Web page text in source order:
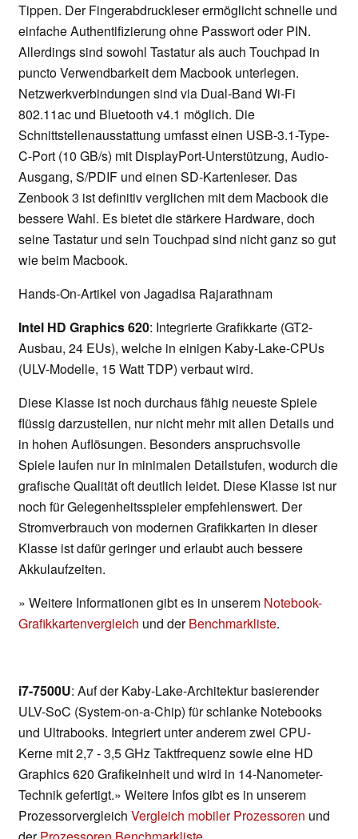
Tippen. Der Fingerabdruckleser ermöglicht schnelle und
einfache Authentifizierung ohne Passwort oder PIN.
Allerdings sind sowohl Tastatur als auch Touchpad in
puncto Verwendbarkeit dem Macbook unterlegen.
Netzwerkverbindungen sind via Dual-Band Wi-Fi
802.11ac und Bluetooth v4.1 möglich. Die
Schnittstellenausstattung umfasst einen USB-3.1-Type-
C-Port (10 GB/s) mit DisplayPort-Unterstützung, Audio-
Ausgang, S/PDIF und einen SD-Kartenleser. Das
Zenbook 3 ist definitiv verglichen mit dem Macbook die
bessere Wahl. Es bietet die stärkere Hardware, doch
seine Tastatur und sein Touchpad sind nicht ganz so gut
wie beim Macbook.
Hands-On-Artikel von Jagadisa Rajarathnam
Intel HD Graphics 620: Integrierte Grafikkarte (GT2-
Ausbau, 24 EUs), welche in einigen Kaby-Lake-CPUs
(ULV-Modelle, 15 Watt TDP) verbaut wird.
Diese Klasse ist noch durchaus fähig neueste Spiele
flüssig darzustellen, nur nicht mehr mit allen Details und
in hohen Auflösungen. Besonders anspruchsvolle
Spiele laufen nur in minimalen Detailstufen, wodurch die
grafische Qualität oft deutlich leidet. Diese Klasse ist nur
noch für Gelegenheitsspieler empfehlenswert. Der
Stromverbrauch von modernen Grafikkarten in dieser
Klasse ist dafür geringer und erlaubt auch bessere
Akkulaufzeiten.
» Weitere Informationen gibt es in unserem Notebook-
Grafikkartenvergleich und derBenchmarkliste.
i7-7500U: Auf der Kaby-Lake-Architektur basierender
ULV-SoC (System-on-a-Chip) für schlanke Notebooks
und Ultrabooks. Integriert unter anderem zwei CPU-
Kerne mit 2,7 - 3,5 GHz Taktfrequenz sowie eine HD
Graphics 620 Grafikeinheit und wird in 14-Nanometer-
Technik gefertigt.» Weitere Infos gibt es in unserem
Prozessorvergleich Vergleich mobiler Prozessoren und